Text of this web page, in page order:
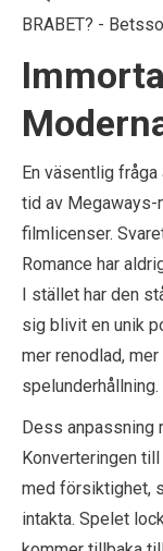
En väsentlig
tid av Megaways-
filmlicenser.
Romance har
I stället har den
sig blivit en unik
mer renodlad,
spelunderhållning.
Dess anpassning
Konverteringen
med försiktighet,
intakta. Spelet